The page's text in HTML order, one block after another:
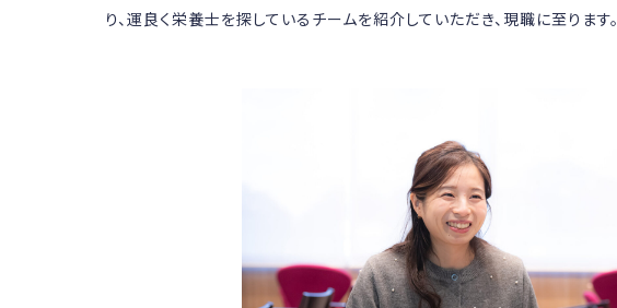
り、運良く栄養士を探しているチームを紹介していただき、現職に至ります。